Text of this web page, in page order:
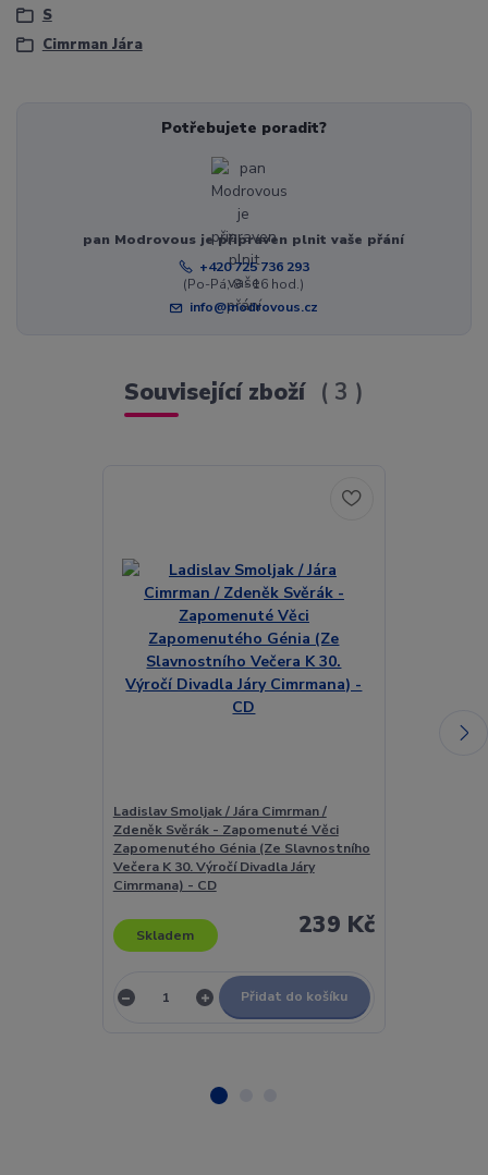
S
Cimrman Jára
Potřebujete poradit?
pan Modrovous je připraven plnit vaše přání
+420 725 736 293
(Po-Pá, 8 - 16 hod.)
info@modrovous.cz
Související zboží 3
Ladislav Smoljak / Jára Cimrman /
Zdeněk Svěrák - Zapomenuté Věci
Zapomenutého Génia (Ze Slavnostního
Večera K 30. Výročí Divadla Járy
Cimrmana) - CD
239 Kč
Skladem
Přidat do košíku